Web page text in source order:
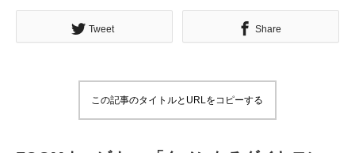
Tweet Share
この記事のタイトルとURLをコピーする